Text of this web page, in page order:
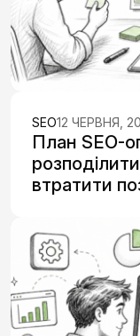
SEO12 ЧЕРВНЯ,
План SEO-
втратити